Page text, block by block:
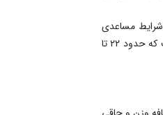
شرایط گروه سنی ۶ تا ۱۸ سال نگران‌کننده است و با شرایط مساعدی
روبرو نیستیم. بررسی‌ها بیانگر این است که یک نفر از هر چهار کودک و نوجوان ۶ تا ۱۸ ساله به اضافه‌وزن یا چاقی مبتلا است. براساس جامعه آماری این گروه سنی می‌توان گفت که حدود ۲۲ تا